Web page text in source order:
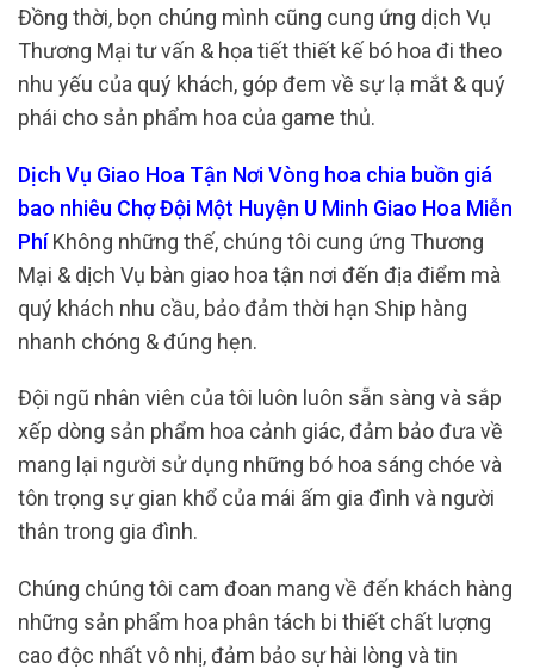
Đồng thời, bọn chúng mình cũng cung ứng dịch Vụ
Thương Mại tư vấn & họa tiết thiết kế bó hoa đi theo
nhu yếu của quý khách, góp đem về sự lạ mắt & quý
phái cho sản phẩm hoa của game thủ.
Dịch Vụ Giao Hoa Tận Nơi Vòng hoa chia buồn giá
bao nhiêu Chợ Đội Một Huyện U Minh Giao Hoa Miễn
PhíKhông những thế, chúng tôi cung ứng Thương
Mại & dịch Vụ bàn giao hoa tận nơi đến địa điểm mà
quý khách nhu cầu, bảo đảm thời hạn Ship hàng
nhanh chóng & đúng hẹn.
Đội ngũ nhân viên của tôi luôn luôn sẵn sàng và sắp
xếp dòng sản phẩm hoa cảnh giác, đảm bảo đưa về
mang lại người sử dụng những bó hoa sáng chóe và
tôn trọng sự gian khổ của mái ấm gia đình và người
thân trong gia đình.
Chúng chúng tôi cam đoan mang về đến khách hàng
những sản phẩm hoa phân tách bi thiết chất lượng
cao độc nhất vô nhị, đảm bảo sự hài lòng và tin